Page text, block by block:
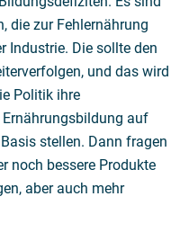
die zur Fehlernährung
Industrie. Die sollte den
und das wird
Politik ihre
auf
stellen. Dann fragen
noch bessere Produkte
aber auch mehr